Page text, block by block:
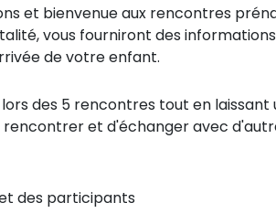
et bienvenue aux rencontres
vous fourniront des
de votre enfant.
des 5 rencontres tout en laissant
rencontrer et d'échanger avec
des participants